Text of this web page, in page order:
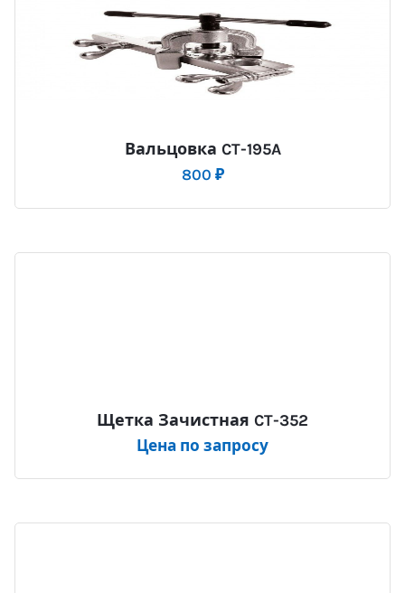
Вальцовка CT-195A
800 ₽
Щетка Зачистная CT-352
Цена по запросу